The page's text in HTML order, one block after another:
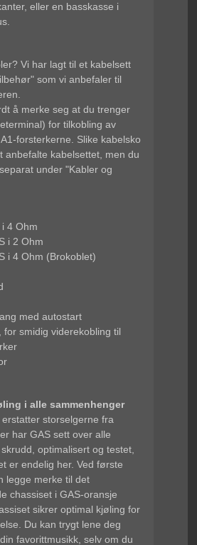
eller en basskasse i
Vi har lagt til et kabelsett
som vi anbefaler til
å merke seg at du trenger
for tilkobling av
forsterkerne. Slike kabelsko
anbefalte kabelsettet, men du
under "Kabler og
4 Ohm
i 2 Ohm
i 4 Ohm (Brokoblet)
med autostart
for smidig viderekobling til
i alle sammenhenger
erstatter storselgerne fra
har GAS sett over alle
optimalisert og testet,
er endelig her. Ved første
legge merke til det
chassiset i GAS-oransje
sikrer optimal kjøling for
Du kan trygt lene deg
favorittmusikk, selv om du